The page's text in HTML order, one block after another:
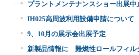
プラントメンテナンスショー出展中
IH025高周波利用設備申請について
9、10月の展示会出展予定
新製品情報に 難燃性ロールフィル